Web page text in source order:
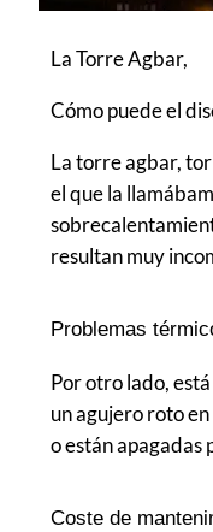
La Torre Agbar,
Cómo puede el
La torre agbar,
el que la
resultan muy
Problemas
Por otro lado,
un agujero roto
o están apagadas
Coste de